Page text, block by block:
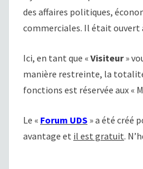
des affaires politiques,
commerciales. Il était ouvert
Ici, en tant que « Visiteur»
manière restreinte, la
fonctions est réservée aux «
Le « Forum UDS » a été créé
avantage et il est gratuit.